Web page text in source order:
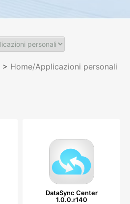
> Home/Applicazioni personali
DataSync Center
1.0.0.r140